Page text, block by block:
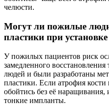
челюсти.
Могут ли пожилые
пластики при
У пожилых пациентов риск
замедленного
людей и были разработаны
пластики. Если атрофия
обойтись без её
тонкие импланты.